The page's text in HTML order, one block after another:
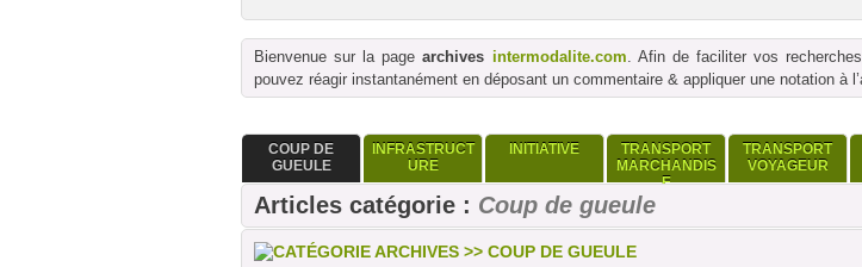
Bienvenue sur la pagearchives intermodalite.com. Afin de faciliter vos
pouvez réagir instantanément en déposant un commentaire & appliquer une notation à
COUP DE
GUEULE
INFRASTRUCT
URE
INITIATIVE
TRANSPORT
MARCHANDIS
E
TRANSPORT
VOYAGEUR
Articles catégorie : Coup de gueule
CATÉGORIE ARCHIVES >> COUP DE GUEULE